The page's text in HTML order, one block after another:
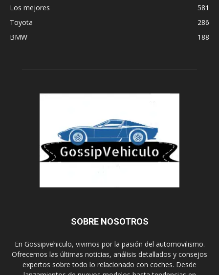
Los mejores
581
Toyota
286
BMW
188
SOBRE NOSOTROS
En Gossipvehiculo, vivimos por la pasión del automovilismo.
Ofrecemos las últimas noticias, análisis detallados y consejos
expertos sobre todo lo relacionado con coches. Desde